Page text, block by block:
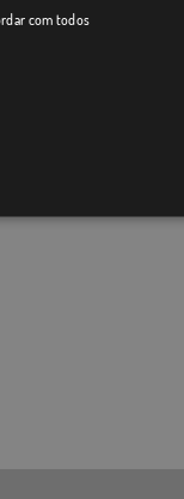
com todos